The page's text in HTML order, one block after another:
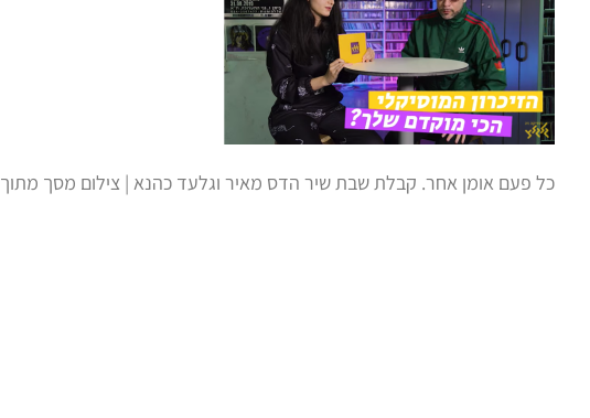
כל פעם אומן אחר. קבלת שבת שיר הדס מאיר וגלעד כהנא | צילום מסך מתוך YouTube